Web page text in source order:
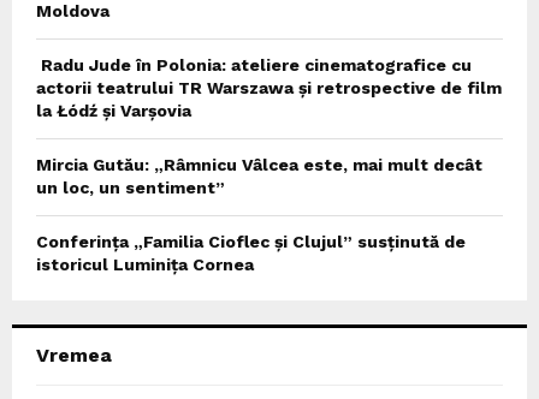
Moldova
Radu Jude în Polonia: ateliere cinematografice cu
actorii teatrului TR Warszawa și retrospective de film
la Łódź și Varșovia
Mircia Gutău: „Râmnicu Vâlcea este, mai mult decât
un loc, un sentiment”
Conferința „Familia Cioflec și Clujul” susținută de
istoricul Luminița Cornea
Vremea